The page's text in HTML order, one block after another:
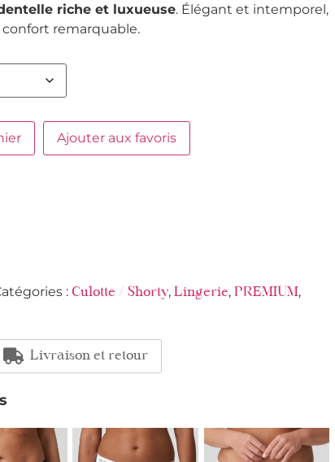
riche et luxueuse. Élégant et intemporel,
remarquable.
Ajouter aux favoris
: Culotte / Shorty, Lingerie, PREMIUM,
Livraison et retour